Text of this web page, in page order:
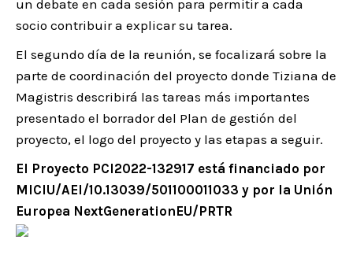
un debate en cada sesión para permitir a cada
socio contribuir a explicar su tarea.
El segundo día de la reunión, se focalizará sobre la
parte de coordinación del proyecto donde Tiziana de
Magistris describirá las tareas más importantes
presentado el borrador del Plan de gestión del
proyecto, el logo del proyecto y las etapas a seguir.
El Proyecto PCI2022-132917 está financiado por
MICIU/AEI/10.13039/501100011033 y por la Unión
Europea NextGenerationEU/PRTR